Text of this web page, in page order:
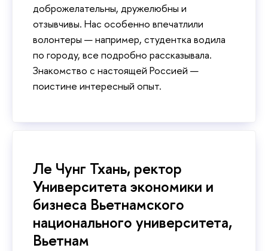
доброжелательны, дружелюбны и
отзывчивы. Нас особенно впечатлили
волонтеры — например, студентка водила
по городу, все подробно рассказывала.
Знакомство с настоящей Россией —
поистине интересный опыт.
Ле Чунг Тхань, ректор
Университета экономики и
бизнеса Вьетнамского
национального университета,
Вьетнам